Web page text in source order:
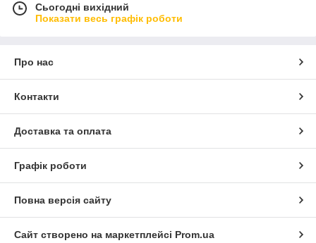
Сьогодні вихідний
Показати весь графік роботи
Про нас
Контакти
Доставка та оплата
Графік роботи
Повна версія сайту
Сайт створено на маркетплейсі Prom.ua